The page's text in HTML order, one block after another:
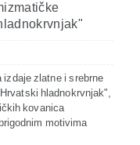
izdaje zlatne i srebrne
hladnokrvnjak",
kovanica
motivima